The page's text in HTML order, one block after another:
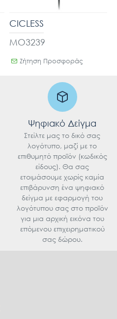
MO3239
CICLESS
Ζήτηση Προσφοράς
Ψηφιακό Δείγμα
Στείλτε μας το δικό σας
λογότυπο, μαζί με το
επιθυμητό προϊόν (κωδικός
είδους). Θα σας
ετοιμάσουμε χωρίς καμία
επιβάρυνση ένα ψηφιακό
δείγμα με εφαρμογή του
λογότυπου σας στο προϊόν
για μια αρχική εικόνα του
επόμενου επιχειρηματικού
σας δώρου.